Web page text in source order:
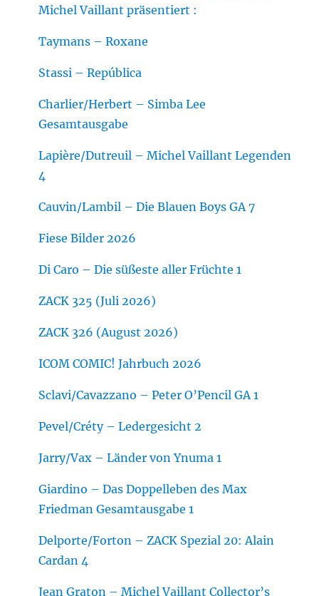
Michel Vaillant präsentiert :
Taymans – Roxane
Stassi – República
Charlier/Herbert – Simba Lee
Gesamtausgabe
Lapière/Dutreuil – Michel Vaillant Legenden
4
Cauvin/Lambil – Die Blauen Boys GA 7
Fiese Bilder 2026
Di Caro – Die süßeste aller Früchte 1
ZACK 325 (Juli 2026)
ZACK 326 (August 2026)
ICOM COMIC! Jahrbuch 2026
Sclavi/Cavazzano – Peter O’Pencil GA 1
Pevel/Créty – Ledergesicht 2
Jarry/Vax – Länder von Ynuma 1
Giardino – Das Doppelleben des Max
Friedman Gesamtausgabe 1
Delporte/Forton – ZACK Spezial 20: Alain
Cardan 4
Jean Graton – Michel Vaillant Collector’s